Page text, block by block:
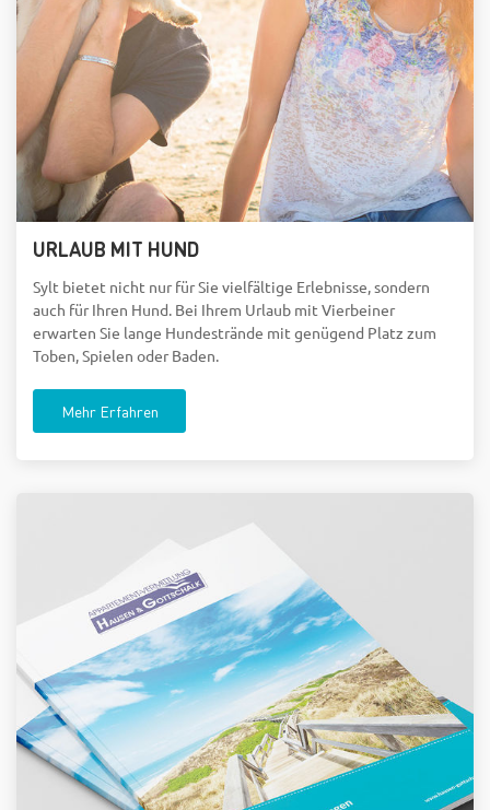
URLAUB MIT HUND
Sylt bietet nicht nur für Sie vielfältige Erlebnisse, sondern
auch für Ihren Hund. Bei Ihrem Urlaub mit Vierbeiner
erwarten Sie lange Hundestrände mit genügend Platz zum
Toben, Spielen oder Baden.
Mehr Erfahren